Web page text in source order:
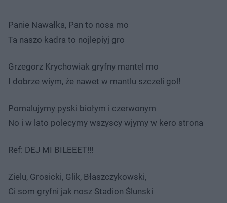
Panie Nawałka, Pan to nosa mo
Ta naszo kadra to nojlepiyj gro
Grzegorz Krychowiak gryfny mantel mo
I dobrze wiym, że nawet w mantlu szczeli gol!
Pomalujymy pyski biołym i czerwonym
No i w lato polecymy wszyscy wjymy w kero strona
Ref: DEJ MI BILEEET!!!
Zielu, Grosicki, Glik, Błaszczykowski,
Ci som gryfni jak nosz Stadion Ślunski